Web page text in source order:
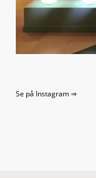
Se på Instagram ⇒